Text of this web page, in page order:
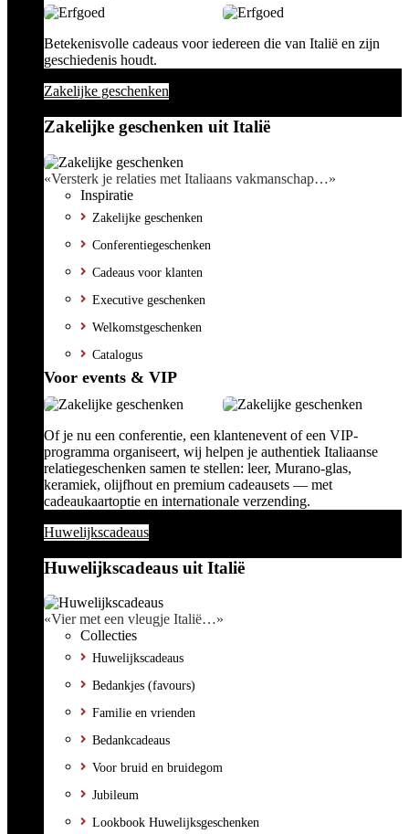
Betekenisvolle cadeaus voor iedereen die van Italië en zijn
geschiedenis houdt.
Zakelijke geschenken
Zakelijke geschenken uit Italië
«Versterk je relaties met Italiaans vakmanschap…»
Inspiratie
Zakelijke geschenken
Conferentiegeschenken
Cadeaus voor klanten
Executive geschenken
Welkomstgeschenken
Catalogus
Voor events & VIP
Of je nu een conferentie, een klantenevent of een VIP-
programma organiseert, wij helpen je authentiek Italiaanse
relatiegeschenken samen te stellen: leer, Murano-glas,
keramiek, olijfhout en premium cadeausets — met
cadeaukaartoptie en internationale verzending.
Huwelijkscadeaus
Huwelijkscadeaus uit Italië
«Vier met een vleugje Italië…»
Collecties
Huwelijkscadeaus
Bedankjes (favours)
Familie en vrienden
Bedankcadeaus
Voor bruid en bruidegom
Jubileum
Lookbook Huwelijksgeschenken